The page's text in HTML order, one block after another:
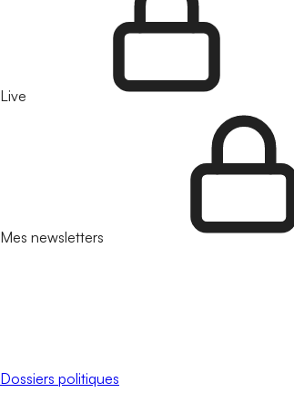
Live
Mes newsletters
Dossiers politiques